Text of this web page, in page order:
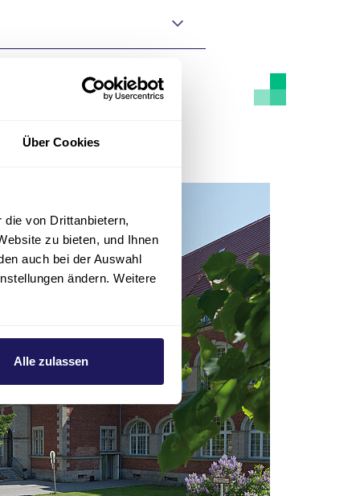
Über Cookies
von Drittanbietern,
zu bieten, und Ihnen
auch bei der Auswahl
ändern. Weitere
Alle zulassen